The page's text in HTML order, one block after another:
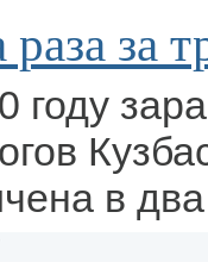
за
году
в